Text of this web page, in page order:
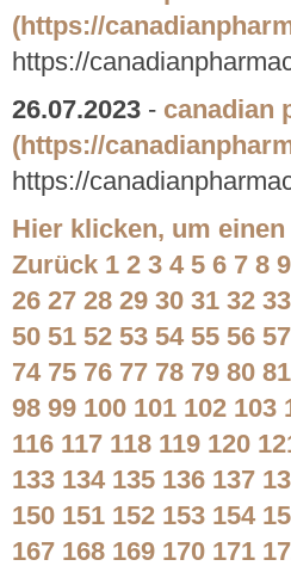
(https://
https://
26.07.2023 - canadian
(https://
https://
Hier klicken, um
Zurück 1 2 3 4 5 6 7 8 9
26 27 28 29 30 31 32 33
50 51 52 53 54 55 56 57
74 75 76 77 78 79 80 81
98 99 100 101 102 103
116 117 118 119 120
133 134 135 136 137
150 151 152 153 154
167 168 169 170 171